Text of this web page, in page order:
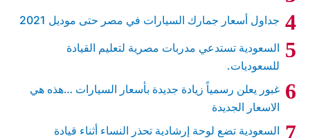
جداول أسعار جمارك السيارات في مصر حتى موديل 2021
السعودية تستدعي مدربات مصرية لتعليم القيادة
للسعوديات.
غبور يعلن رسمياً زيادة جديدة بأسعار السيارات …هذه هي
الاسعار الجديدة
السعودية تضع لوحة إرشادية تحذر النساء أثناء قيادة